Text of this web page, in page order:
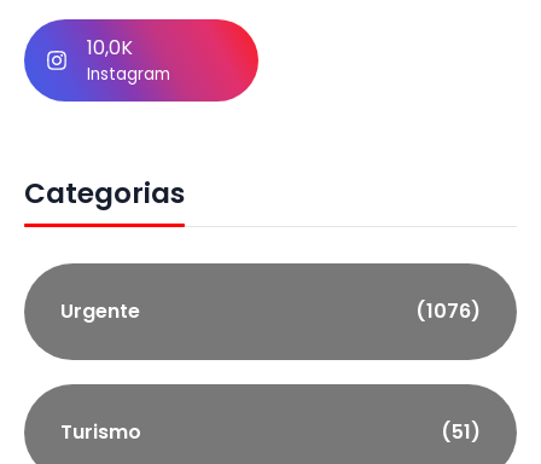
10,0K
Instagram
Categorias
Urgente (1076)
Turismo (51)